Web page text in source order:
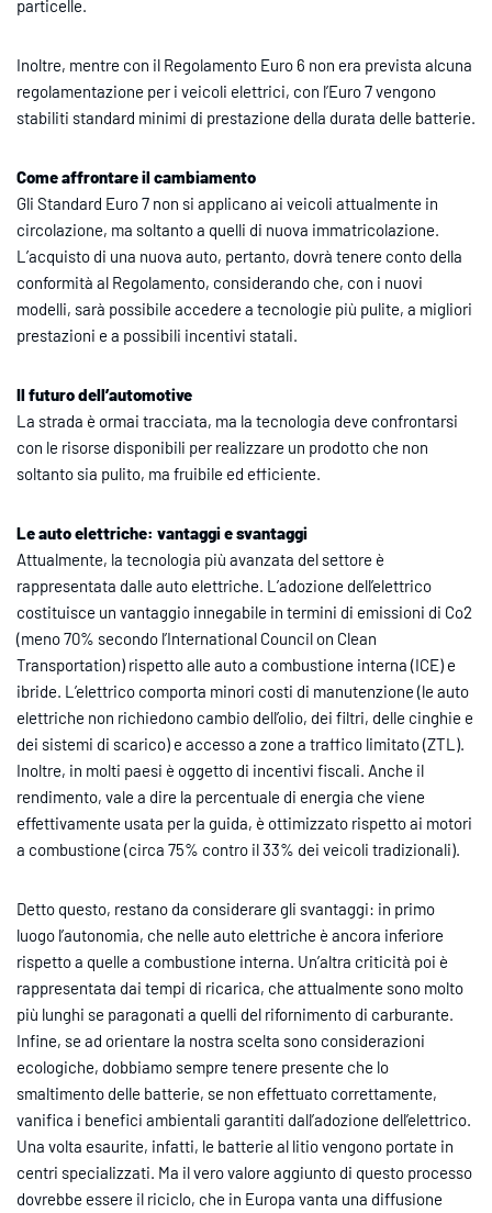
particelle.
Inoltre, mentre con il Regolamento Euro 6 non era prevista alcuna
regolamentazione per i veicoli elettrici, con l’Euro 7 vengono
stabiliti standard minimi di prestazione della durata delle batterie.
Come affrontare il cambiamento
Gli Standard Euro 7 non si applicano ai veicoli attualmente in
circolazione, ma soltanto a quelli di nuova immatricolazione.
L’acquisto di una nuova auto, pertanto, dovrà tenere conto della
conformità al Regolamento, considerando che, con i nuovi
modelli, sarà possibile accedere a tecnologie più pulite, a migliori
prestazioni e a possibili incentivi statali.
Il futuro dell’automotive
La strada è ormai tracciata, ma la tecnologia deve confrontarsi
con le risorse disponibili per realizzare un prodotto che non
soltanto sia pulito, ma fruibile ed efficiente.
Le auto elettriche: vantaggi e svantaggi
Attualmente, la tecnologia più avanzata del settore è
rappresentata dalle auto elettriche. L’adozione dell’elettrico
costituisce un vantaggio innegabile in termini di emissioni di Co2
(meno 70% secondo l’International Council on Clean
Transportation) rispetto alle auto a combustione interna (ICE) e
ibride. L’elettrico comporta minori costi di manutenzione (le auto
elettriche non richiedono cambio dell’olio, dei filtri, delle cinghie e
dei sistemi di scarico) e accesso a zone a traffico limitato (ZTL).
Inoltre, in molti paesi è oggetto di incentivi fiscali. Anche il
rendimento, vale a dire la percentuale di energia che viene
effettivamente usata per la guida, è ottimizzato rispetto ai motori
a combustione (circa 75% contro il 33% dei veicoli tradizionali).
Detto questo, restano da considerare gli svantaggi: in primo
luogo l’autonomia, che nelle auto elettriche è ancora inferiore
rispetto a quelle a combustione interna. Un’altra criticità poi è
rappresentata dai tempi di ricarica, che attualmente sono molto
più lunghi se paragonati a quelli del rifornimento di carburante.
Infine, se ad orientare la nostra scelta sono considerazioni
ecologiche, dobbiamo sempre tenere presente che lo
smaltimento delle batterie, se non effettuato correttamente,
vanifica i benefici ambientali garantiti dall’adozione dell’elettrico.
Una volta esaurite, infatti, le batterie al litio vengono portate in
centri specializzati. Ma il vero valore aggiunto di questo processo
dovrebbe essere il riciclo, che in Europa vanta una diffusione